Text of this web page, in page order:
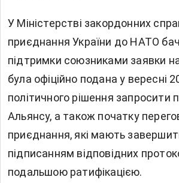
У Міністерстві закордонних
приєднання України до НАТО
підтримки союзниками заявки
була офіційно подана у вересні
політичного рішення запросити
Альянсу, а також початку
приєднання, які мають
підписанням відповідних
подальшою ратифікацією.